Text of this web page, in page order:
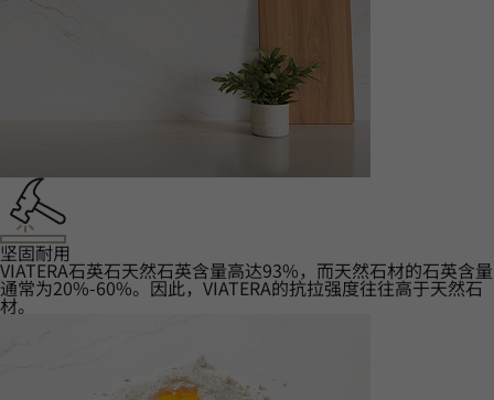
坚固耐用‌
VIATERA石英石天然石英含量高达93%，而天然石材的石英含量
通常为20%-60%。因此，VIATERA的抗拉强度往往高于天然石
材。